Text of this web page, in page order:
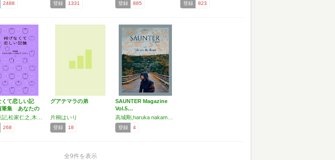
2488 登録 1331 登録 885 登録 823
くて恋しい記
集 あなたの
…
268
グアテマラの弟
片桐はいり
登録 18
SAUNTER Magazine
Vol.5…
登録 4
全9件を表示